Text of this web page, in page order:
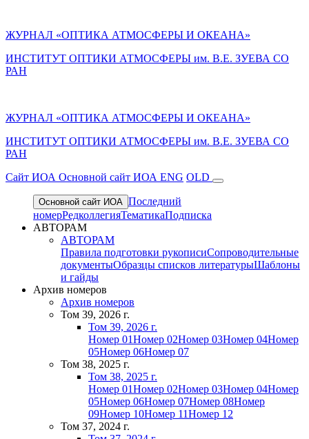
ЖУРНАЛ «ОПТИКА АТМОСФЕРЫ И ОКЕАНА»
ИНСТИТУТ ОПТИКИ АТМОСФЕРЫ им. В.Е. ЗУЕВА СО
РАН
ЖУРНАЛ «ОПТИКА АТМОСФЕРЫ И ОКЕАНА»
ИНСТИТУТ ОПТИКИ АТМОСФЕРЫ им. В.Е. ЗУЕВА СО
РАН
Cайт ИОА Основной сайт ИОА ENG OLD
Основной сайт ИОА Последний
номерРедколлегияТематикаПодписка
АВТОРАМ
АВТОРАМ
Правила подготовки рукописиСопроводительные
документыОбразцы списков литературыШаблоны
и гайды
Архив номеров
Архив номеров
Том 39, 2026 г.
Том 39, 2026 г.
Номер 01Номер 02Номер 03Номер 04Номер
05Номер 06Номер 07
Том 38, 2025 г.
Том 38, 2025 г.
Номер 01Номер 02Номер 03Номер 04Номер
05Номер 06Номер 07Номер 08Номер
09Номер 10Номер 11Номер 12
Том 37, 2024 г.